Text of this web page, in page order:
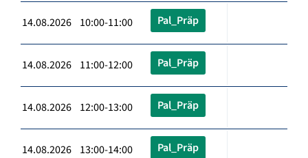
14.08.2026 10:00-11:00 Pal_Präp
14.08.2026 11:00-12:00 Pal_Präp
14.08.2026 12:00-13:00 Pal_Präp
14.08.2026 13:00-14:00 Pal_Präp